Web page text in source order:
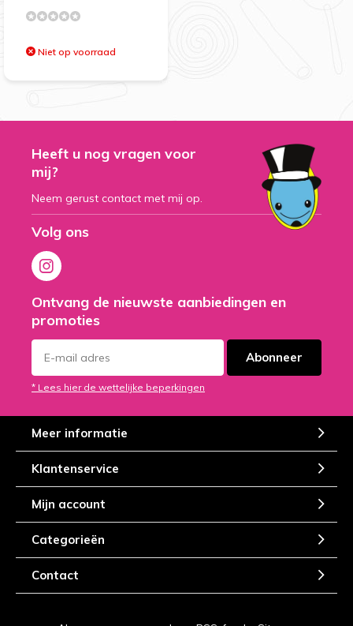
Niet op voorraad
Heeft u nog vragen voor
mij?
Neem gerust contact met mij op.
Volg ons
Ontvang de nieuwste aanbiedingen en
promoties
Abonneer
* Lees hier de wettelijke beperkingen
Meer informatie
Klantenservice
Mijn account
Categorieën
Contact